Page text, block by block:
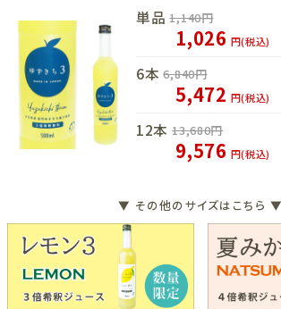
単品 1,140円
1,026 円(税込)
6本 6,840円
5,472 円(税込)
12本 13,680円
9,576 円(税込)
▼ その他のサイズはこちら ▼